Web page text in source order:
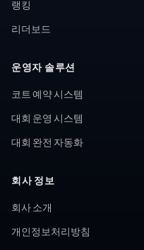
랭킹
리더보드
운영자 솔루션
코트 예약 시스템
대회 운영 시스템
대회 완전 자동화
회사 정보
회사 소개
개인정보처리방침